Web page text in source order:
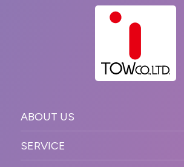
ABOUT US
PURPOSE
SERVICE